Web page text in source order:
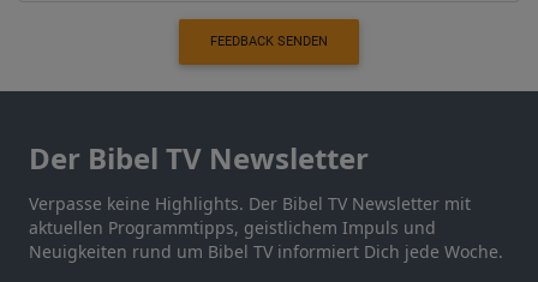
FEEDBACK SENDEN
Der Bibel TV Newsletter
Verpasse keine Highlights. Der Bibel TV Newsletter mit
aktuellen Programmtipps, geistlichem Impuls und
Neuigkeiten rund um Bibel TV informiert Dich jede Woche.